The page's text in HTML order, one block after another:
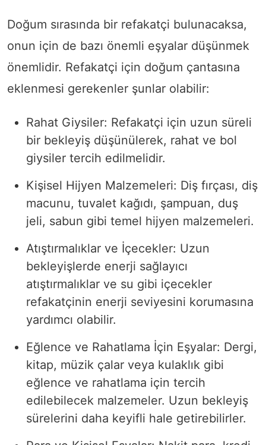
Doğum sırasında bir refakatçi bulunacaksa,
onun için de bazı önemli eşyalar düşünmek
önemlidir. Refakatçi için doğum çantasına
eklenmesi gerekenler şunlar olabilir:
Rahat Giysiler: Refakatçi için uzun süreli
bir bekleyiş düşünülerek, rahat ve bol
giysiler tercih edilmelidir.
Kişisel Hijyen Malzemeleri: Diş fırçası, diş
macunu, tuvalet kağıdı, şampuan, duş
jeli, sabun gibi temel hijyen malzemeleri.
Atıştırmalıklar ve İçecekler: Uzun
bekleyişlerde enerji sağlayıcı
atıştırmalıklar ve su gibi içecekler
refakatçinin enerji seviyesini korumasına
yardımcı olabilir.
Eğlence ve Rahatlama İçin Eşyalar: Dergi,
kitap, müzik çalar veya kulaklık gibi
eğlence ve rahatlama için tercih
edilebilecek malzemeler. Uzun bekleyiş
sürelerini daha keyifli hale getirebilirler.